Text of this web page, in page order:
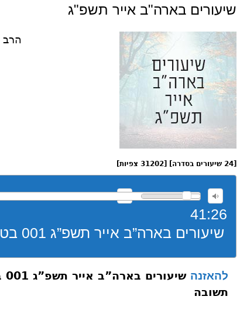
שיעורים בארה"ב אייר תשפ"ג
הרב
[24 שיעורים בסדרה] [31202 צפיות]
41:26
שיעורים בארה”ב אייר תשפ”ג 001 בטחון חטא תשובה
להאזנה
תשובה